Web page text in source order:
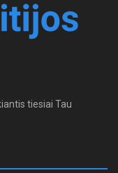
tiesiai Tau